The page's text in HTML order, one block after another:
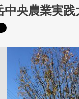
中央農業実